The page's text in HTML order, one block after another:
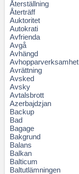
Återställning
Återträff
Auktoritet
Autokrati
Avfrienda
Avgå
Avhängd
Avhopparverksamhet
Avrättning
Avsked
Avsky
Avtalsbrott
Azerbajdzjan
Backup
Bad
Bagage
Bakgrund
Balans
Balkan
Balticum
Baltutlämningen